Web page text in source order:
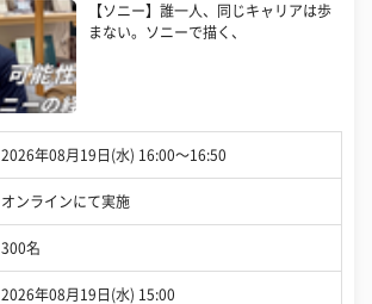
【ソニー】誰一人、同じキャリアは歩
まない。ソニーで描く、
2026年08月19日(水) 16:00〜16:50
オンラインにて実施
300名
2026年08月19日(水) 15:00